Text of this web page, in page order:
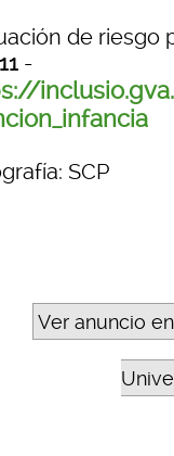
de riesgo
-
SCP
Ver anuncio